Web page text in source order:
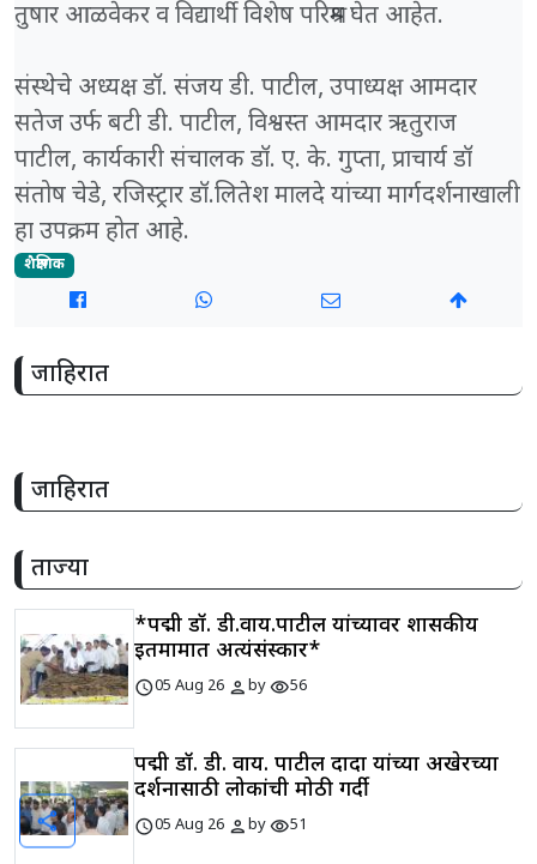
तुषार आळवेकर व विद्यार्थी विशेष परिश्रम घेत आहेत.
संस्थेचे अध्यक्ष डॉ. संजय डी. पाटील, उपाध्यक्ष आमदार
सतेज उर्फ बटी डी. पाटील, विश्वस्त आमदार ऋतुराज
पाटील, कार्यकारी संचालक डॉ. ए. के. गुप्ता, प्राचार्य डॉ
संतोष चेडे, रजिस्ट्रार डॉ.लितेश मालदे यांच्या मार्गदर्शनाखाली
हा उपक्रम होत आहे.
शैक्षणिक
जाहिरात
जाहिरात
ताज्या
*पद्मश्री डॉ. डी.वाय.पाटील यांच्यावर शासकीय
इतमामात अत्यंसंस्कार*
schedule05 Aug 26 personbyvisibility56
पद्मश्री डॉ. डी. वाय. पाटील दादा यांच्या अखेरच्या
दर्शनासाठी लोकांची मोठी गर्दी
schedule05 Aug 26 personbyvisibility51
share